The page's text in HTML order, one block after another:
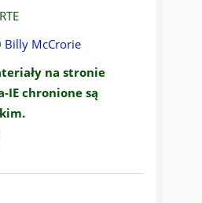
Billy McCrorie
na stronie
IE chronione są